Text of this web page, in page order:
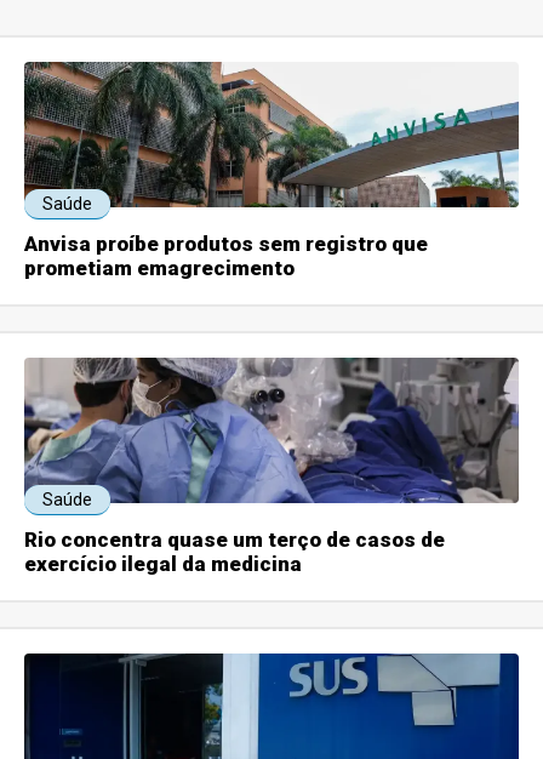
Saúde
Anvisa proíbe produtos sem registro que
prometiam emagrecimento
Saúde
Rio concentra quase um terço de casos de
exercício ilegal da medicina